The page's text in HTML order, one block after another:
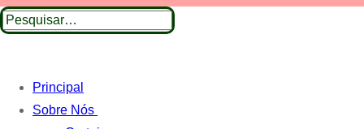
Pesquisar
Principal
Sobre Nós